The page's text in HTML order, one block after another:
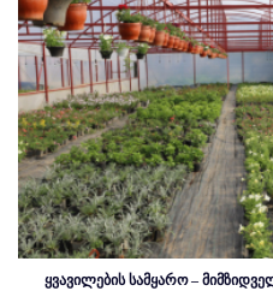
ყვავილების სამყარო –